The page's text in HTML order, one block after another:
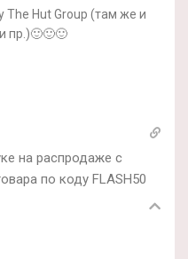
The Hut Group (там же и
пр.)🙂🙂🙂
на распродаже с
по коду FLASH50